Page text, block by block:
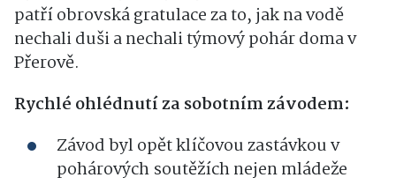
patří obrovská gratulace za to, jak na vodě
nechali duši a nechali týmový pohár doma v
Přerově.
Rychlé ohlédnutí za sobotním závodem:
Závod byl opět klíčovou zastávkou v
pohárových soutěžích nejen mládeže